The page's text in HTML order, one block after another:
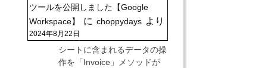
ツールを公開しました【Google
Workspace】
に choppydays より
2024年8月22日
シートに含まれるデータの操
作を「Invoice」メソッドが